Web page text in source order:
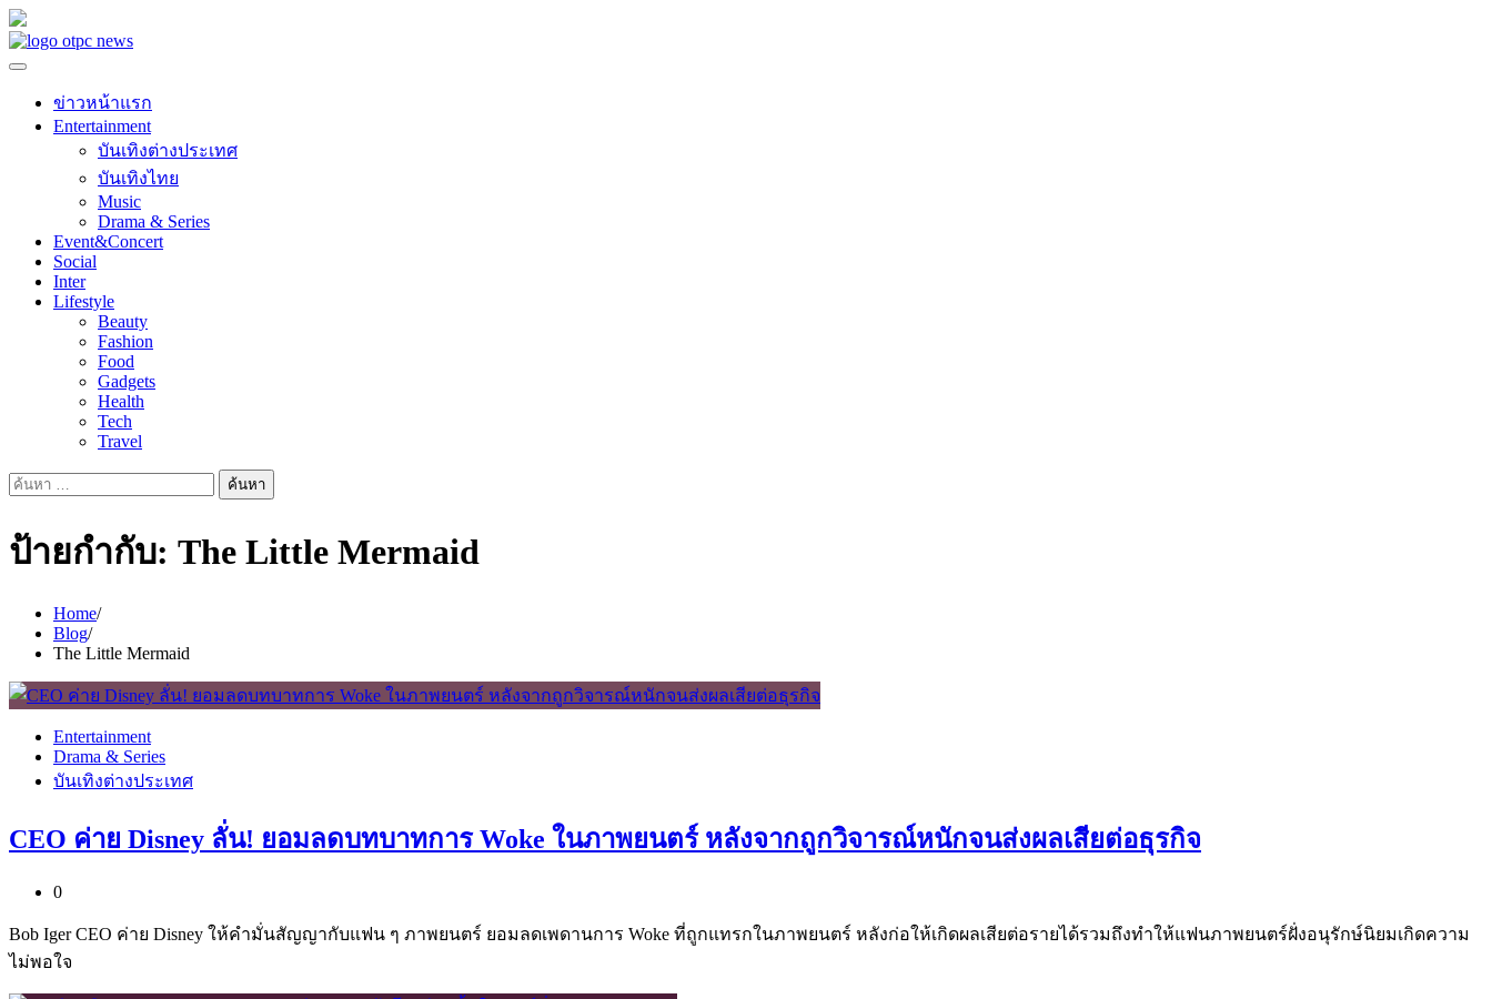
Skip
to
ข่าวหน้าแรก
Entertainment
บันเทิงต่างประเทศ
บันเทิงไทย
Music
Drama & Series
Event&Concert
Social
Inter
Lifestyle
Beauty
Fashion
Food
Gadgets
Health
Tech
Travel
ค้นหา
ป้ายกำกับ: The Little Mermaid
Home
Blog
The Little Mermaid
Entertainment
Drama & Series
บันเทิงต่างประเทศ
CEO ค่าย Disney ลั่น! ยอมลดบทบาทการ Woke ในภาพยนตร์ หลังจากถูกวิจารณ์หนักจนส่งผลเสียต่อธุรกิจ
0
Bob Iger CEO ค่าย Disney ให้คำมั่นสัญญากับแฟน ๆ ภาพยนตร์ ยอมลดเพดานการ Woke ที่ถูกแทรกในภาพยนตร์ หลังก่อให้เกิดผลเสียต่อรายได้รวมถึงทำให้แฟนภาพยนตร์ฝั่งอนุรักษ์นิยมเกิดความ
ไม่พอใจ